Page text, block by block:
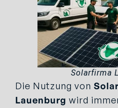
Solarfirma
Die Nutzung von
Lauenburg wird